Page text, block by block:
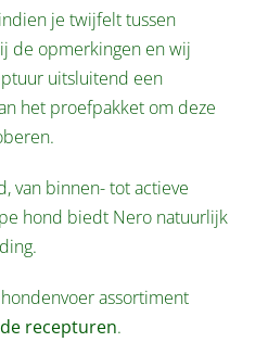
je twijfelt tussen
de opmerkingen en wij
uitsluitend een
het proefpakket om deze
van binnen- tot actieve
hond biedt Nero natuurlijk
assortiment
recepturen.